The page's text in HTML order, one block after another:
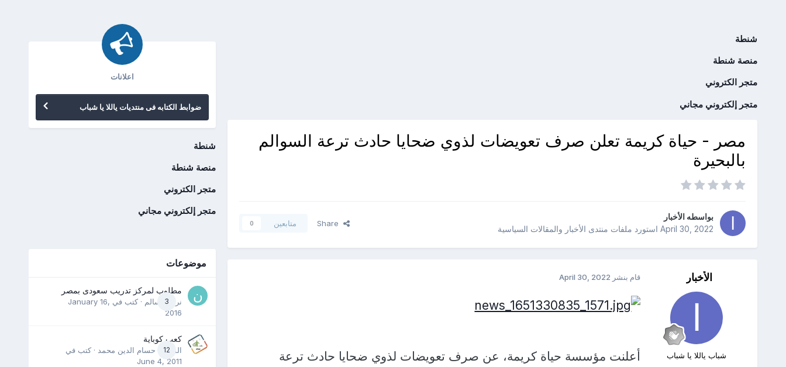
شنطة
منصة شنطة
متجر الكتروني
متجر إلكتروني مجاني
مصر - حياة كريمة تعلن صرف تعويضات لذوي ضحايا حادث ترعة السوالم
بالبحيرة
بواسطه الأخبار
April 30, 2022استورد ملفات منتدى الأخبار والمقالات السياسية
Share متابعين 0
الأخبار
شباب ياللا يا شباب
قام بنشر April 30, 2022
أعلنت مؤسسة حياة كريمة، عن صرف تعويضات لذوي ضحايا حادث ترعة
اعلانات
ضوابط الكتابه فى منتديات ياللا يا شباب
شنطة
منصة شنطة
متجر الكتروني
متجر إلكتروني مجاني
موضوعات
3
مطلوب لمركز تدريب سعودى بمصر
نرمين سالم · كتب في January 16,
2016
12
كعب كوباية
المدرب حسام الدين محمد · كتب في
June 4, 2011